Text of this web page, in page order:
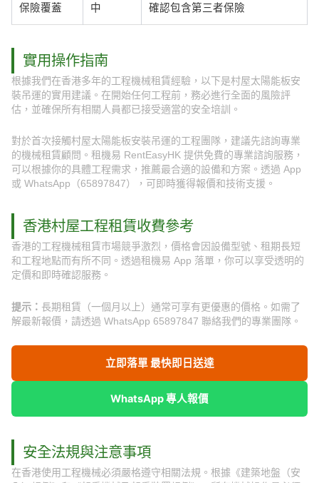
保險覆蓋 中 確認包含第三者保險
實用操作指南
根據我們在香港多年的工程機械租賃經驗，以下是村屋太陽能板安
裝吊運的實用建議。在開始任何工程前，務必進行全面的風險評
估，並確保所有相關人員都已接受適當的安全培訓。
對於首次接觸村屋太陽能板安裝吊運的工程團隊，建議先諮詢專業
的機械租賃顧問。租機易 RentEasyHK 提供免費的專業諮詢服務，
可以根據你的具體工程需求，推薦最合適的設備和方案。透過 App
或 WhatsApp（65897847），可即時獲得報價和技術支援。
香港村屋工程租賃收費參考
香港的工程機械租賃市場競爭激烈，價格會因設備型號、租期長短
和工程地點而有所不同。透過租機易 App 落單，你可以享受透明的
定價和即時確認服務。
提示： 長期租賃（一個月以上）通常可享有更優惠的價格。如需了
解最新報價，請透過 WhatsApp 65897847 聯絡我們的專業團隊。
立即落單 最快即日送達
WhatsApp 專人報價
安全法規與注意事項
在香港使用工程機械必須嚴格遵守相關法規。根據《建築地盤（安